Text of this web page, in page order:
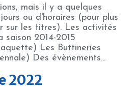
mais il y a quelques
ou d'horaires (pour plus
sur les titres). Les activités
saison 2014-2015
Les Buttineries
Des évènements...
2022